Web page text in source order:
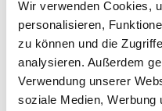
Wir verwenden Cookies,
personalisieren,
zu können und die
analysieren. Außerdem
Verwendung unserer
soziale Medien, Werbung
add_shopping_cart